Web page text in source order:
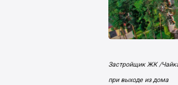
Застройщик ЖК /
при выходе из дома